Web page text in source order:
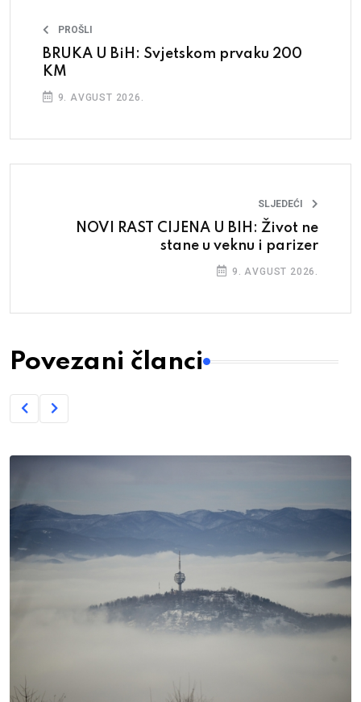
PROŠLI
BRUKA U BiH: Svjetskom prvaku 200
KM
9. AVGUST 2026.
SLJEDEĆI
NOVI RAST CIJENA U BIH: Život ne
stane u veknu i parizer
9. AVGUST 2026.
Povezani članci